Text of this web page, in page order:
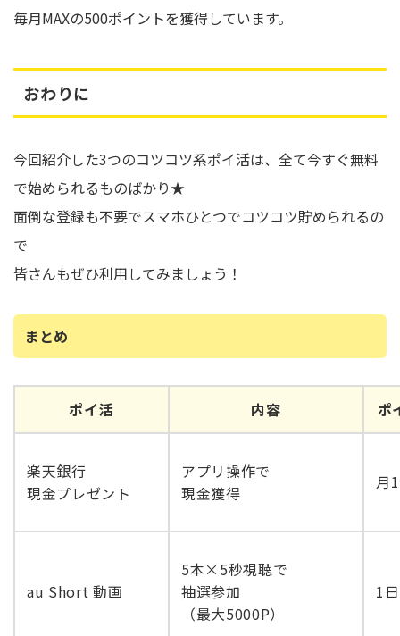
毎月MAXの500ポイントを獲得しています。
おわりに
今回紹介した3つのコツコツ系ポイ活は、全て今すぐ無料
で始められるものばかり★
面倒な登録も不要でスマホひとつでコツコツ貯められるの
で
皆さんもぜひ利用してみましょう！
まとめ
ポイ活 内容 ポ
楽天銀行
現金プレゼント
アプリ操作で
現金獲得
月
au Short 動画
5本×5秒視聴で
抽選参加
（最大5000P）
1